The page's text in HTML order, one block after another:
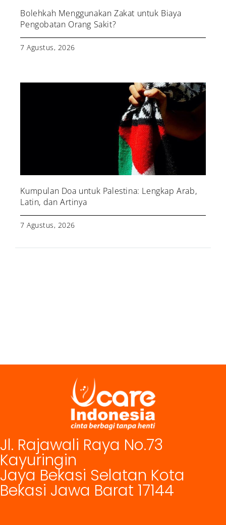
Bolehkah Menggunakan Zakat untuk Biaya
Pengobatan Orang Sakit?
7 Agustus, 2026
Kumpulan Doa untuk Palestina: Lengkap Arab,
Latin, dan Artinya
7 Agustus, 2026
Jl. Rajawali Raya No.73
Kayuringin
Jaya Bekasi Selatan Kota
Bekasi Jawa Barat 17144